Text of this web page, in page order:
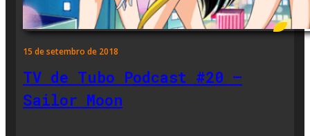
15 de setembro de 2018
TV de Tubo Podcast #20 –
Sailor Moon